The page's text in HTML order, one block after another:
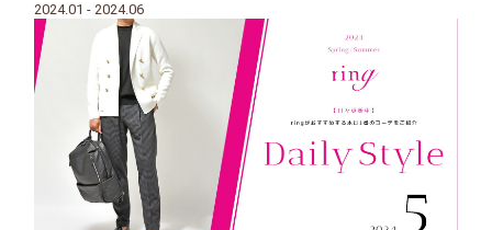
2024.01 - 2024.06